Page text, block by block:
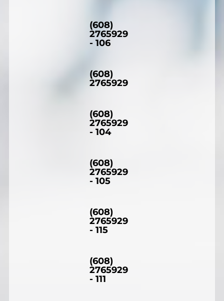
(608)
2765929
- 106
(608)
2765929
(608)
2765929
- 104
(608)
2765929
- 105
(608)
2765929
- 115
(608)
2765929
- 111